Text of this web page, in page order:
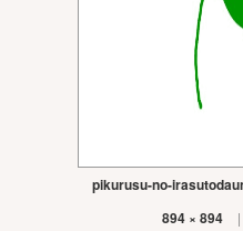
pikurusu-no-
894 × 894 |